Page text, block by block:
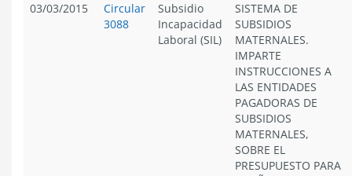
03/03/2015
Circular
3088
Subsidio
Incapacidad
Laboral (SIL)
SISTEMA DE
SUBSIDIOS
MATERNALES.
IMPARTE
INSTRUCCIONES A
LAS ENTIDADES
PAGADORAS DE
SUBSIDIOS
MATERNALES,
SOBRE EL
PRESUPUESTO PARA